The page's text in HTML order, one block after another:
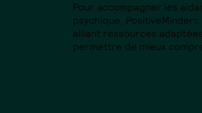
Pour accompagner les
psychique,
alliant ressources
permettre de mieux